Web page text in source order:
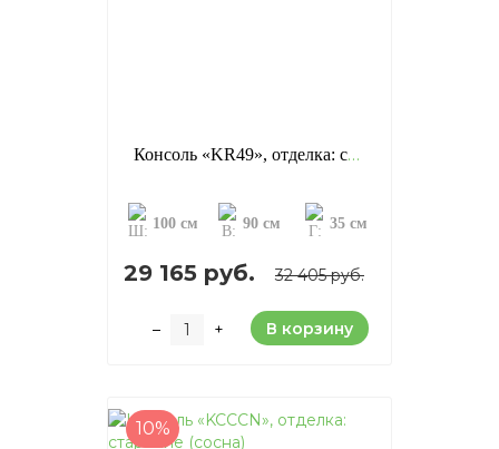
Консоль «KR49», отделка: старение (сосна)
100 см 90 см 35 см
29 165 руб. 32 405 руб.
– + В корзину
10%